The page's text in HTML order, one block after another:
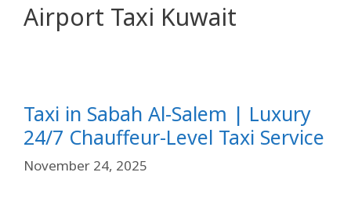
Airport Taxi Kuwait
Taxi in Sabah Al-Salem | Luxury
24/7 Chauffeur-Level Taxi Service
November 24, 2025